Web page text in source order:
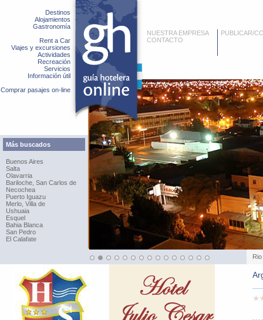
Destinos
Alojamientos
Gastronomía
Rent a Car
Viajes y excursiones
Actividades
Recreación
Servicios
Información útil
Comprar pasajes on-line
Más buscados
Buenos Aires
Salta
Olavarria
Bariloche, San Carlos de
Necochea
Puerto Iguazu
Merlo, Villa de
Ushuaia
Esquel
Bahia Blanca
San Pedro
El Calafate
NUESTRA EMPRESA
CONTACTO
PUBLICAR/